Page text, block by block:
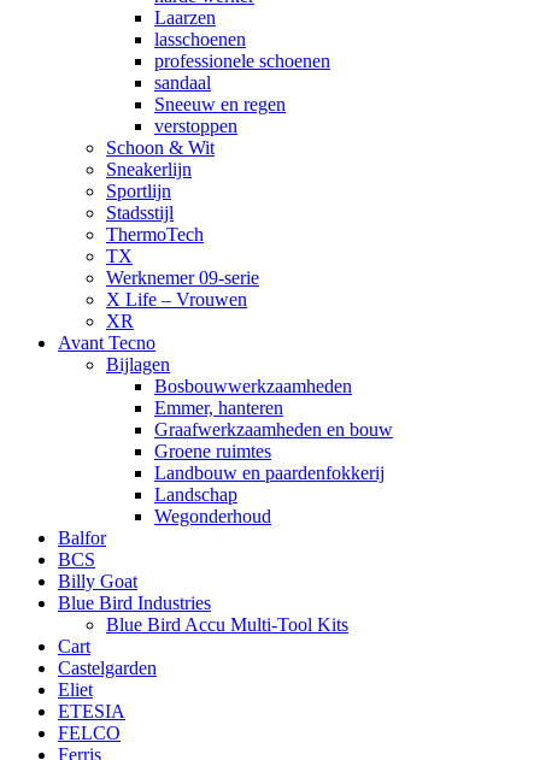
Laarzen
lasschoenen
professionele schoenen
sandaal
Sneeuw en regen
verstoppen
Schoon & Wit
Sneakerlijn
Sportlijn
Stadsstijl
ThermoTech
TX
Werknemer 09-serie
X Life – Vrouwen
XR
Avant Tecno
Bijlagen
Bosbouwwerkzaamheden
Emmer, hanteren
Graafwerkzaamheden en bouw
Groene ruimtes
Landbouw en paardenfokkerij
Landschap
Wegonderhoud
Balfor
BCS
Billy Goat
Blue Bird Industries
Blue Bird Accu Multi-Tool Kits
Cart
Castelgarden
Eliet
ETESIA
FELCO
Ferris